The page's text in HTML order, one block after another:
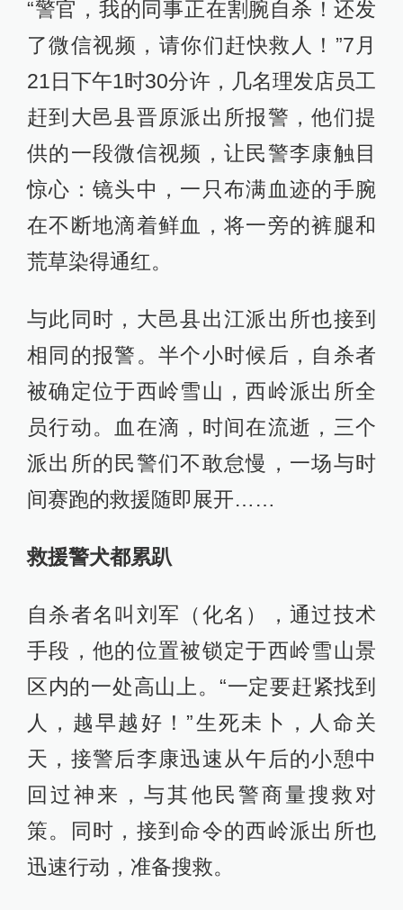
“警官，我的同事正在割腕自杀！还发
了微信视频，请你们赶快救人！”7月
21日下午1时30分许，几名理发店员工
赶到大邑县晋原派出所报警，他们提
供的一段微信视频，让民警李康触目
惊心：镜头中，一只布满血迹的手腕
在不断地滴着鲜血，将一旁的裤腿和
荒草染得通红。
与此同时，大邑县出江派出所也接到
相同的报警。半个小时候后，自杀者
被确定位于西岭雪山，西岭派出所全
员行动。血在滴，时间在流逝，三个
派出所的民警们不敢怠慢，一场与时
间赛跑的救援随即展开……
救援警犬都累趴
自杀者名叫刘军（化名），通过技术
手段，他的位置被锁定于西岭雪山景
区内的一处高山上。“一定要赶紧找到
人，越早越好！”生死未卜，人命关
天，接警后李康迅速从午后的小憩中
回过神来，与其他民警商量搜救对
策。同时，接到命令的西岭派出所也
迅速行动，准备搜救。